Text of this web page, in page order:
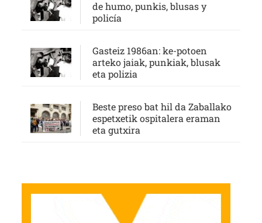
de humo, punkis, blusas y
policía
Gasteiz 1986an: ke-potoen
arteko jaiak, punkiak, blusak
eta polizia
Beste preso bat hil da Zaballako
espetxetik ospitalera eraman
eta gutxira